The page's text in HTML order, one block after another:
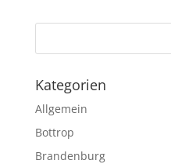
Kategorien
Allgemein
Bottrop
Brandenburg